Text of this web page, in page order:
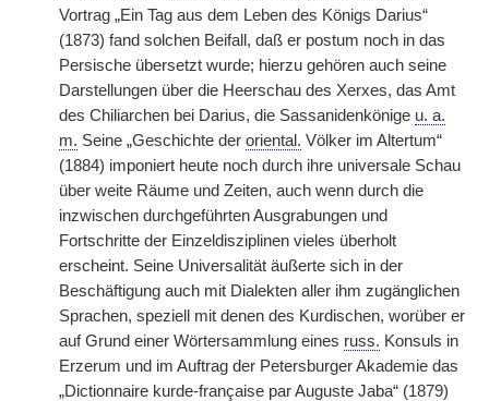
Vortrag „Ein Tag aus dem Leben des Königs Darius“
(1873) fand solchen Beifall, daß er postum noch in das
Persische übersetzt wurde; hierzu gehören auch seine
Darstellungen über die Heerschau des Xerxes, das Amt
des Chiliarchen bei Darius, die Sassanidenkönige u. a.
m. Seine „Geschichte der oriental. Völker im Altertum“
(1884) imponiert heute noch durch ihre universale Schau
über weite Räume und Zeiten, auch wenn durch die
inzwischen durchgeführten Ausgrabungen und
Fortschritte der Einzeldisziplinen vieles überholt
erscheint. Seine Universalität äußerte sich in der
Beschäftigung auch mit Dialekten aller ihm zugänglichen
Sprachen, speziell mit denen des Kurdischen, worüber er
auf Grund einer Wörtersammlung eines russ. Konsuls in
Erzerum und im Auftrag der Petersburger Akademie das
„Dictionnaire kurde-française par Auguste Jaba“ (1879)